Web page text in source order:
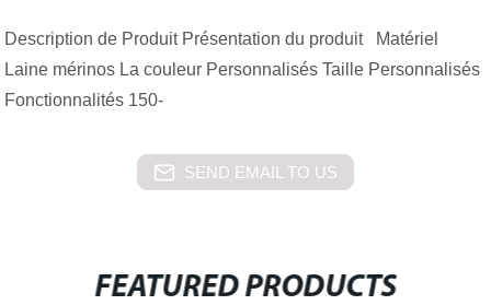
Description de Produit Présentation du produit Matériel
Laine mérinos La couleur Personnalisés Taille Personnalisés
Fonctionnalités 150-
SEND EMAIL TO US
FEATURED PRODUCTS